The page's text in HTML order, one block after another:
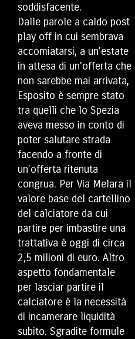
soddisfacente.
Dalle parole a caldo post
play off in cui sembrava
accomiatarsi, a un’estate
in attesa di un’offerta che
non sarebbe mai arrivata,
Esposito è sempre stato
tra quelli che lo Spezia
aveva messo in conto di
poter salutare strada
facendo a fronte di
un’offerta ritenuta
congrua. Per Via Melara il
valore base del cartellino
del calciatore da cui
partire per imbastire una
trattativa è oggi di circa
2,5 milioni di euro. Altro
aspetto fondamentale
per lasciar partire il
calciatore è la necessità
di incamerare liquidità
subito. Sgradite formule